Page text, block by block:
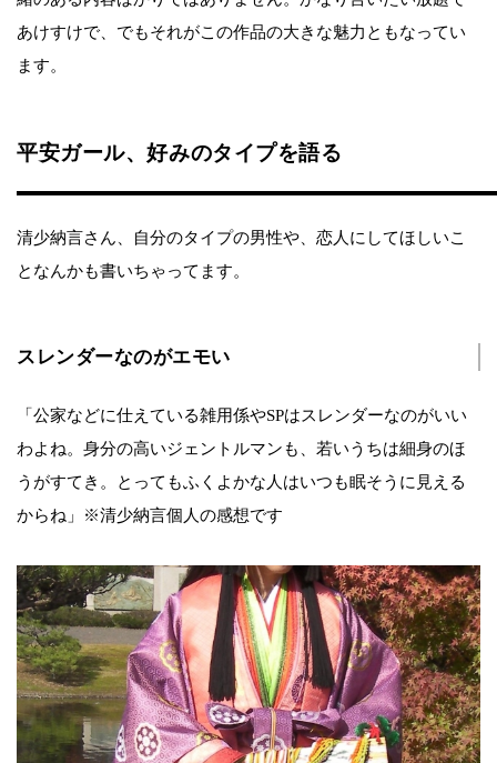
あけすけで、でもそれがこの作品の大きな魅力ともなってい
ます。
平安ガール、好みのタイプを語る
清少納言さん、自分のタイプの男性や、恋人にしてほしいこ
となんかも書いちゃってます。
スレンダーなのがエモい
「公家などに仕えている雑用係やSPはスレンダーなのがいい
わよね。身分の高いジェントルマンも、若いうちは細身のほ
うがすてき。とってもふくよかな人はいつも眠そうに見える
からね」※清少納言個人の感想です